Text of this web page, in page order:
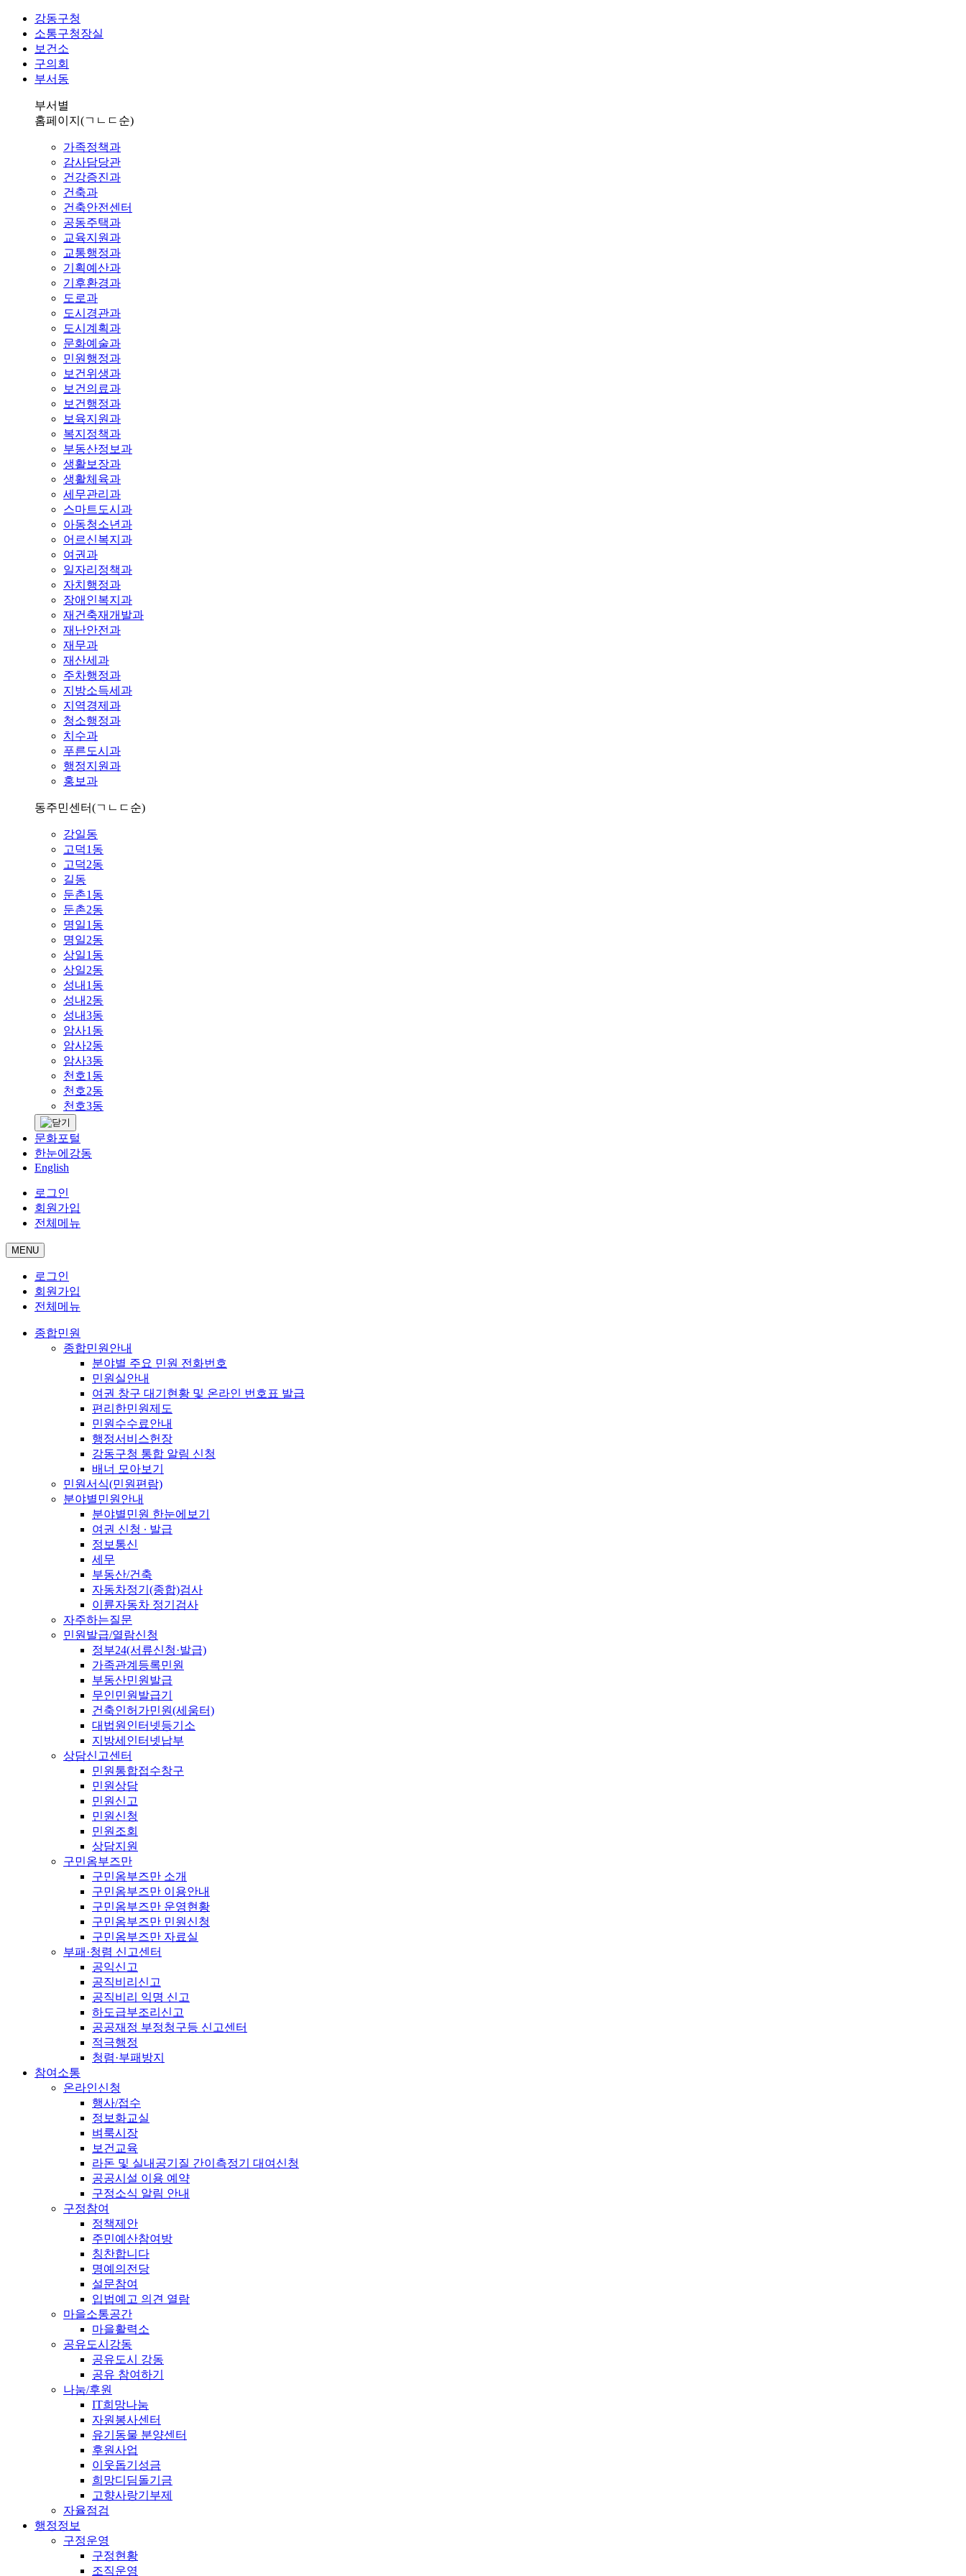
강동구청
소통구청장실
보건소
구의회
부서동
부서별
홈페이지 (ㄱㄴㄷ순)
가족정책과
감사담당관
건강증진과
건축과
건축안전센터
공동주택과
교육지원과
교통행정과
기획예산과
기후환경과
도로과
도시경관과
도시계획과
문화예술과
민원행정과
보건위생과
보건의료과
보건행정과
보육지원과
복지정책과
부동산정보과
생활보장과
생활체육과
세무관리과
스마트도시과
아동청소년과
어르신복지과
여권과
일자리정책과
자치행정과
장애인복지과
재건축재개발과
재난안전과
재무과
재산세과
주차행정과
지방소득세과
지역경제과
청소행정과
치수과
푸른도시과
행정지원과
홍보과
동주민센터(ㄱㄴㄷ순)
강일동
고덕1동
고덕2동
길동
둔촌1동
둔촌2동
명일1동
명일2동
상일1동
상일2동
성내1동
성내2동
성내3동
암사1동
암사2동
암사3동
천호1동
천호2동
천호3동
문화포털
한눈에강동
English
로그인
회원가입
전체메뉴
MENU
로그인
회원가입
전체메뉴
종합민원
종합민원안내
분야별 주요 민원 전화번호
민원실안내
여권 창구 대기현황 및 온라인 번호표 발급
편리한민원제도
민원수수료안내
행정서비스헌장
강동구청 통합 알림 신청
배너 모아보기
민원서식(민원편람)
분야별민원안내
분야별민원 한눈에보기
여권 신청 ∙ 발급
정보통신
세무
부동산/건축
자동차정기(종합)검사
이륜자동차 정기검사
자주하는질문
민원발급/열람신청
정부24(서류신청·발급)
가족관계등록민원
부동산민원발급
무인민원발급기
건축인허가민원(세움터)
대법원인터넷등기소
지방세인터넷납부
상담신고센터
민원통합접수창구
민원상담
민원신고
민원신청
민원조회
상담지원
구민옴부즈만
구민옴부즈만 소개
구민옴부즈만 이용안내
구민옴부즈만 운영현황
구민옴부즈만 민원신청
구민옴부즈만 자료실
부패·청렴 신고센터
공익신고
공직비리신고
공직비리 익명 신고
하도급부조리신고
공공재정 부정청구등 신고센터
적극행정
청렴·부패방지
참여소통
온라인신청
행사/접수
정보화교실
벼룩시장
보건교육
라돈 및 실내공기질 간이측정기 대여신청
공공시설 이용 예약
구정소식 알림 안내
구정참여
정책제안
주민예산참여방
칭찬합니다
명예의전당
설문참여
입법예고 의견 열람
마을소통공간
마을활력소
공유도시강동
공유도시 강동
공유 참여하기
나눔/후원
IT희망나눔
자원봉사센터
유기동물 분양센터
후원사업
이웃돕기성금
희망디딤돌기금
고향사랑기부제
자율점검
행정정보
구정운영
구정현황
조직운영